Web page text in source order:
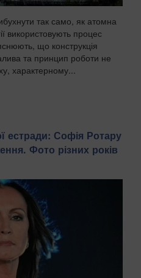
так само, як атомна
використовують процес
що конструкція
та принцип роботи не
характерному...
естради: Софія Ротару
Фото різних років